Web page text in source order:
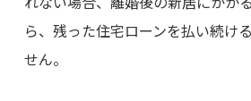
ら、残った住宅ローンを払い続け
せん。